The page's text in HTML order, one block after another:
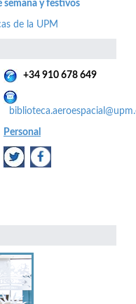
y festivos
de la UPM
+34 910 678 649
Personal